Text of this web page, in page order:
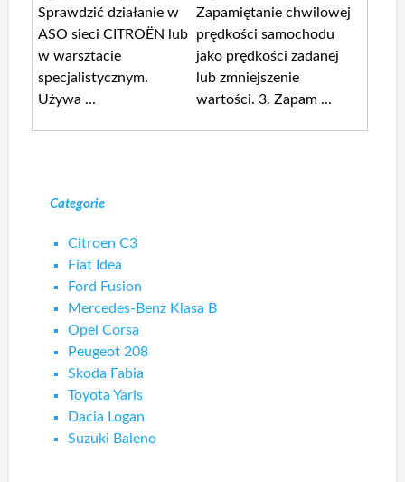
Sprawdzić działanie w
ASO sieci CITROËN lub
w warsztacie
specjalistycznym.
Używa ...
Zapamiętanie chwilowej
prędkości samochodu
jako prędkości zadanej
lub zmniejszenie
wartości. 3. Zapam ...
Categorie
Citroen C3
Fiat Idea
Ford Fusion
Mercedes-Benz Klasa B
Opel Corsa
Peugeot 208
Skoda Fabia
Toyota Yaris
Dacia Logan
Suzuki Baleno